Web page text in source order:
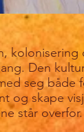
Den
seg både
og skape
står overfor.